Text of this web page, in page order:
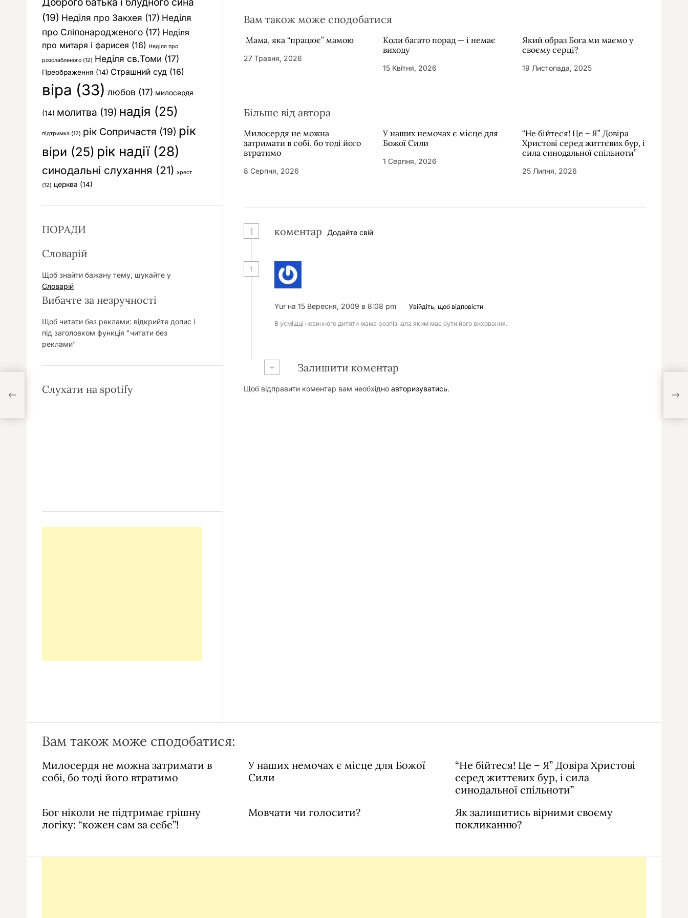
Вам також може сподобатися
Мама, яка “працює” мамою
27 Травня, 2026
Коли багато порад — і немає
виходу
15 Квітня, 2026
Який образ Бога ми маємо у
своєму серці?
19 Листопада, 2025
Більше від автора
Милосердя не можна
затримати в собі, бо тоді його
втратимо
8 Серпня, 2026
У наших немочах є місце для
Божої Сили
1 Серпня, 2026
“Не бійтеся! Це – Я” Довіра
Христові серед життєвих бур, і
сила синодальної спільноти”
25 Липня, 2026
1 коментар Додайте свій
1
Yur на 15 Вересня, 2009 в 8:08 pm Увійдіть, щоб відповісти
В усміщці невинного дитяти мама розпізнала яким має бути його виховання.
+ Залишити коментар
Щоб відправити коментар вам необхідно авторизуватись.
(19) Неділя про Закхея (17) Неділя
про Сліпонародженого (17) Неділя
про митаря і фарисея (16) Неділя про
розслабленого (12) Неділя св.Томи (17)
Преображення (14) Страшний суд (16)
віра (33) любов (17) милосердя
(14) молитва (19) надія (25)
підтримка (12) рік Сопричастя (19) рік
віри (25) рік надії(28)
синодальні слухання (21) хрест
(12) церква (14)
ПОРАДИ
Словарій
Щоб знайти бажану тему, шукайте у
Словарій
Вибачте за незручності
Щоб читати без реклами: відкрийте допис і
під заголовком функція "читати без
реклами"
Слухати на spotify
Вам також може сподобатися:
Милосердя не можна затримати в
собі, бо тоді його втратимо
У наших немочах є місце для Божої
Сили
“Не бійтеся! Це – Я” Довіра Христові
серед життєвих бур, і сила
синодальної спільноти”
Бог ніколи не підтримає грішну
логіку: “кожен сам за себе”!
Мовчати чи голосити?
Як залишитись вірними своєму
покликанню?